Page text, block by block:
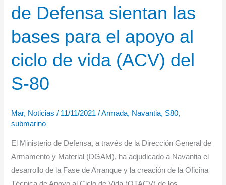
las
de
aceptación
en
fábrica
de Defensa sientan las
bases para el apoyo al
ciclo de vida (ACV) del
S-80
Mar, Noticias / 11/11/2021/Armada, Navantia, S80,
submarino
El Ministerio de Defensa, a través de la Dirección General de
Armamento y Material (DGAM), ha adjudicado a Navantia el
desarrollo de la Fase de Arranque y la creación de la Oficina